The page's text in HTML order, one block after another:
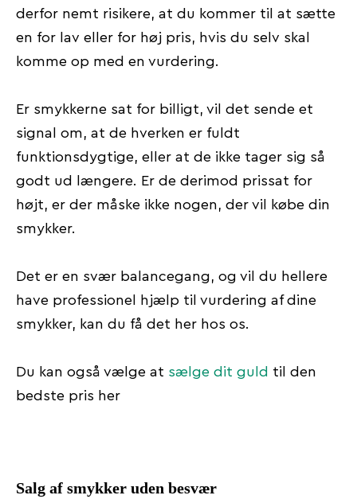
derfor nemt risikere, at du kommer til at sætte
en for lav eller for høj pris, hvis du selv skal
komme op med en vurdering.
Er smykkerne sat for billigt, vil det sende et
signal om, at de hverken er fuldt
funktionsdygtige, eller at de ikke tager sig så
godt ud længere. Er de derimod prissat for
højt, er der måske ikke nogen, der vil købe din
smykker.
Det er en svær balancegang, og vil du hellere
have professionel hjælp til vurdering af dine
smykker, kan du få det her hos os.
Du kan også vælge at sælge dit guld til den
bedste pris her
Salg af smykker uden besvær